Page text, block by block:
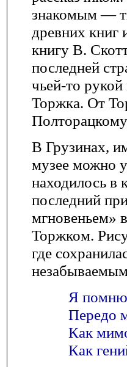
знакомым —
древних
книгу В.
последней
чьей-то рукой
Торжка. От
В Грузинах,
музее можно
находилось в
последний
мгновеньем»
Торжком.
где
Я помню
Передо
Как
Как